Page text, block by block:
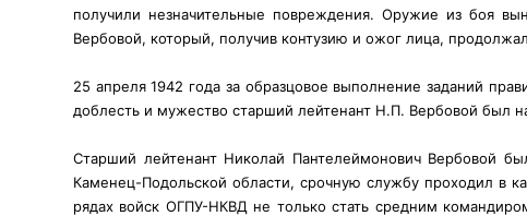
получили незначительные повреждения. Оружие из боя
Вербовой, который, получив контузию и ожог лица,
25 апреля 1942 года за образцовое выполнение заданий
доблесть и мужество старший лейтенант Н.П. Вербовой был
Старший лейтенант Николай Пантелеймонович Вербовой
Каменец-Подольской области, срочную службу проходил в
рядах войск ОГПУ-НКВД не только стать средним